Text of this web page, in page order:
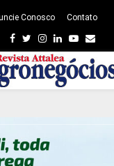
Conosco Contato
Facebook
TwitterInstagram
LinkedinYoutube
Email